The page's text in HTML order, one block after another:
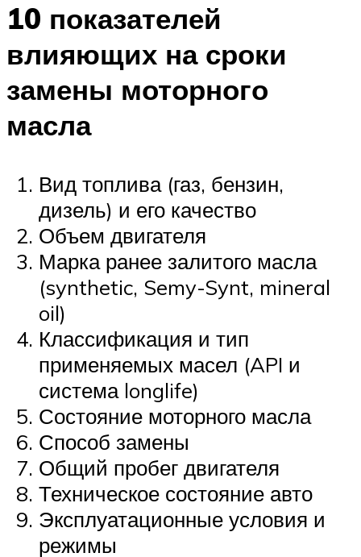
10 показателей
влияющих на сроки
замены моторного
масла
Вид топлива (газ, бензин,
дизель) и его качество
Объем двигателя
Марка ранее залитого масла
(synthetic, Semy-Synt, mineral
oil)
Классификация и тип
применяемых масел (API и
система longlife)
Состояние моторного масла
Способ замены
Общий пробег двигателя
Техническое состояние авто
Эксплуатационные условия и
режимы